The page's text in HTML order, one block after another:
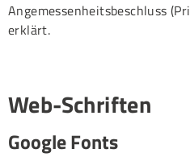
Angemessenheitsbeschluss
erklärt.
Web-Schriften
Google Fonts